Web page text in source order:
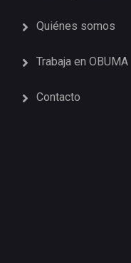
Quiénes somos
Trabaja en OBUMA
Contacto